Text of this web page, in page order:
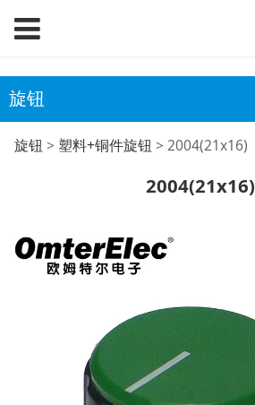
旋钮
2004(21x16)
旋钮 > 塑料+铜件旋钮 > 2004(21x16)
2004(21x16)